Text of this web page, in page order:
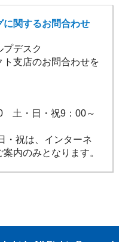
に関するお問合わせ
デスク
支店のお問合わせを
土・日・祝9：00～
・祝は、インターネ
内のみとなります。